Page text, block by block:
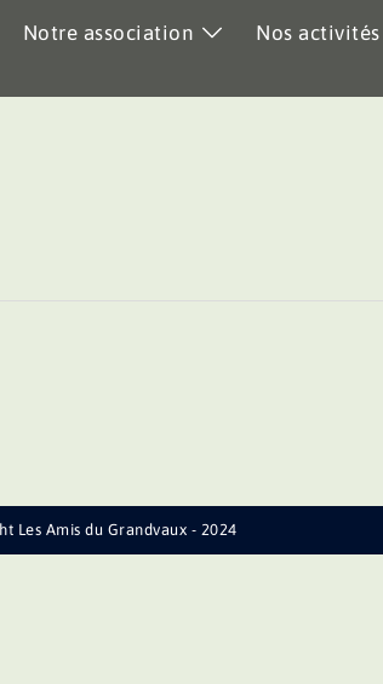
Notre association Nos activités
Les Amis du Grandvaux - 2024